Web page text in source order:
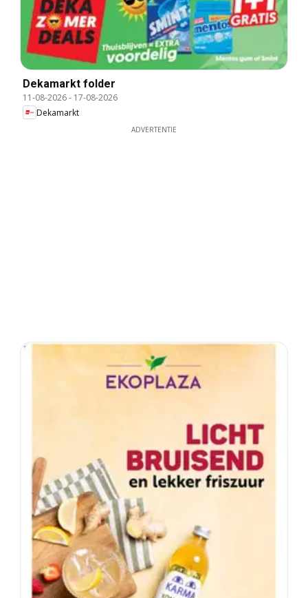
Dekamarkt folder
11-08-2026- 17-08-2026
Dekamarkt
ADVERTENTIE